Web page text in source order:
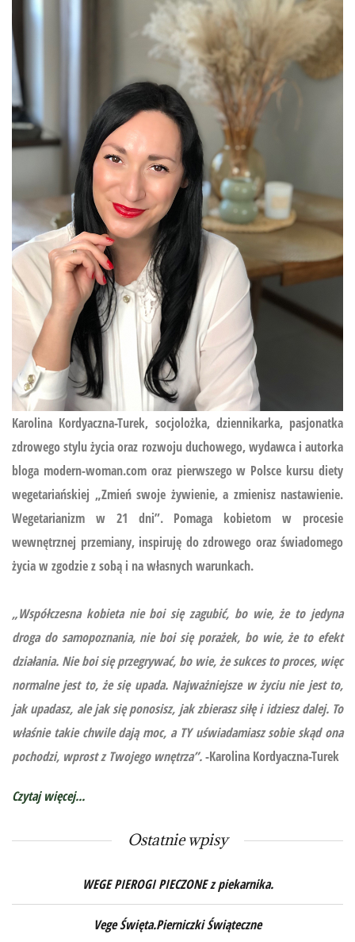
Karolina Kordyaczna-Turek, socjolożka, dziennikarka, pasjonatka
zdrowego stylu życia oraz rozwoju duchowego, wydawca i autorka
bloga modern-woman.com oraz pierwszego w Polsce kursu diety
wegetariańskiej „Zmień swoje żywienie, a zmienisz nastawienie.
Wegetarianizm w 21 dni”.Pomaga kobietom w procesie
wewnętrznej przemiany, inspiruję do zdrowego oraz świadomego
życia w zgodzie z sobą i na własnych warunkach.
„Współczesna kobieta nie boi się zagubić, bo wie, że to jedyna
droga do samopoznania, nie boi się porażek, bo wie, że to efekt
działania. Nie boi się przegrywać, bo wie, że sukces to proces, więc
normalne jest to, że się upada. Najważniejsze w życiu nie jest to,
jak upadasz, ale jak się ponosisz, jak zbierasz siłę i idziesz dalej. To
właśnie takie chwile dają moc, a TY uświadamiasz sobie skąd ona
pochodzi, wprost z Twojego wnętrza”.-Karolina Kordyaczna-Turek
Czytaj więcej...
Ostatnie wpisy
WEGE PIEROGI PIECZONE z piekarnika.
Vege Święta.Pierniczki Świąteczne